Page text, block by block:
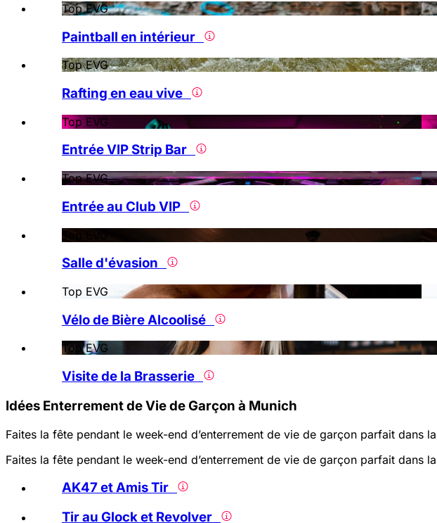
Top EVG
Paintball en intérieur
Top EVG
Rafting en eau vive
Top EVG
Entrée VIP Strip Bar
Top EVG
Entrée au Club VIP
Top EVG
Salle d'évasion
Top EVG
Vélo de Bière Alcoolisé
Top EVG
Visite de la Brasserie
Idées Enterrement de Vie de Garçon à Munich
Faites la fête pendant le week-end d’enterrement de vie de garçon parfait dans
Faites la fête pendant le week-end d’enterrement de vie de garçon parfait dans
AK47 et Amis Tir
Tir au Glock et Revolver